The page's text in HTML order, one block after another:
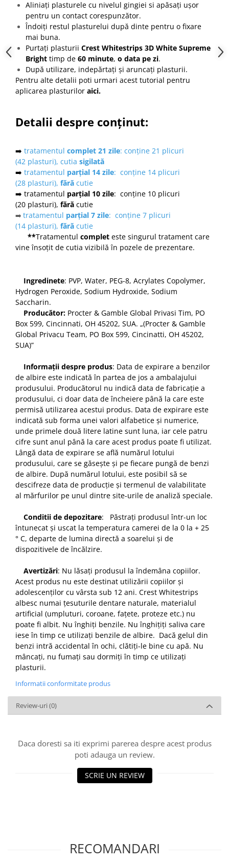
Aliniați plasturele cu nivelul gingiei si apăsați ușor
pentru un contact corespunzător.
Îndoiți restul plasturelui după dinte pentru o fixare
mai buna.
Purtați plasturii Crest Whitestrips 3D White Supreme
Bright timp de 60 minute, o data pe zi.
După utilizare, indepărtați și aruncați plasturii.
Pentru alte detalii poti urmari acest tutorial pentru
aplicarea plasturilor aici.
Detalii despre conținut:
➡️ tratamentul complet 21 zile: conține 21 plicuri
(42 plasturi), cutia sigilată
➡️ tratamentul parțial 14 zile: conține 14 plicuri
(28 plasturi), fără cutie
➡️ tratamentul parțial 10 zile: conține 10 plicuri
(20 plasturi), fără cutie
➡️ tratamentul parțial 7 zile: conține 7 plicuri
(14 plasturi), fără cutie
**Tratamentul complet este singurul tratament care
vine însoțit de cutia vizibilă în pozele de prezentare.
Ingredinete: PVP, Water, PEG-8, Acrylates Copolymer,
Hydrogen Peroxide, Sodium Hydroxide, Sodium
Saccharin.
Producător: Procter & Gamble Global Privasi Tim, PO
Box 599, Cincinnati, OH 45202, SUA. „(Procter & Gamble
Global Privacu Team, PO Box 599, Cincinatti, OH 45202,
SUA)”
Informații despre produs: Data de expirare a benzilor
de albire este indicată în partea de jos a ambalajului
produsului. Producătorul nu indică data de fabricație a
produsului, ci doar data de încheiere până la care este
permisă utilizarea acestui produs. Data de expirare este
indicată sub forma unei valori alfabetice și numerice,
unde primele două litere latine sunt luna, iar cele patru
cifre sunt anul până la care acest produs poate fi utilizat.
Lângă data de expirare se află numărul lotului
produsului, care se găsește și pe fiecare pungă de benzi
de albire. După numărul lotului, este posibil să se
descifreze data de producție și termenul de valabilitate
al mărfurilor pe unul dintre site-urile de analiză speciale.
Conditii de depozitare: Păstrați produsul într-un loc
întunecat și uscat la temperatura camerei de la 0 la + 25
° C, departe de lumina directă a soarelui și de
dispozitivele de încălzire.
Avertizări: Nu lăsați produsul la îndemâna copiilor.
Acest produs nu este destinat utilizării copiilor și
adolescenților cu vârsta sub 12 ani. Crest Whitestrips
albesc numai țesuturile dentare naturale, materialul
artificial (umpluturi, coroane, fațete, proteze etc.) nu
poate fi albit. Nu înghiți benzile. Nu înghițiți saliva care
iese în timp ce utilizați benzile de albire. Dacă gelul din
benzi intră accidental în ochi, clătiți-le bine cu apă. Nu
mâncați, nu fumați sau dormiți în timp ce utilizați
plasturii.
Informatii conformitate produs
Review-uri (0)
Daca doresti sa iti exprimi parerea despre acest produs
poti adauga un review.
SCRIE UN REVIEW
RECOMANDARI